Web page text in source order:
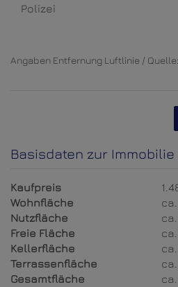
Polizei
Angaben Entfernung Luftlinie /
Basisdaten zur Immobilie
Kaufpreis
Wohnfläche
Nutzfläche
Freie Fläche ca.
Kellerfläche
Terrassenfläche ca.
Gesamtfläche